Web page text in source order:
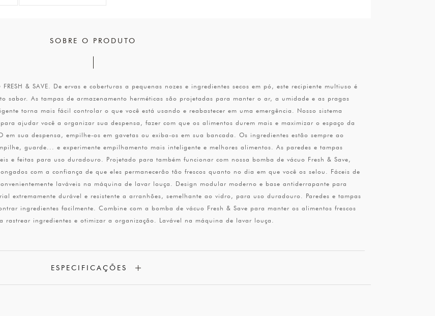
SOBRE O PRODUTO
& SAVE. De ervas e coberturas a pequenas nozes e ingredientes secos em pó, este recipiente multiuso é
sabor. As tampas de armazenamento herméticas são projetadas para manter o ar, a umidade e as pragas
torna mais fácil controlar o que você está usando e reabastecer em uma emergência. Nosso sistema
ajudar você a organizar sua despensa, fazer com que os alimentos durem mais e maximizar o espaço da
em sua despensa, empilhe-os em gavetas ou exiba-os em sua bancada. Os ingredientes estão sempre ao
guarde... e experimente empilhamento mais inteligente e melhores alimentos. As paredes e tampas
e feitas para uso duradouro. Projetado para também funcionar com nossa bomba de vácuo Fresh & Save,
com a confiança de que eles permanecerão tão frescos quanto no dia em que você os selou. Fáceis de
laváveis na máquina de lavar louça. Design modular moderno e base antiderrapante para
extremamente durável e resistente a arranhões, semelhante ao vidro, para uso duradouro. Paredes e tampas
ingredientes facilmente. Combine com a bomba de vácuo Fresh & Save para manter os alimentos frescos
rastrear ingredientes e otimizar a organização. Lavável na máquina de lavar louça.
ESPECIFICAÇÕES